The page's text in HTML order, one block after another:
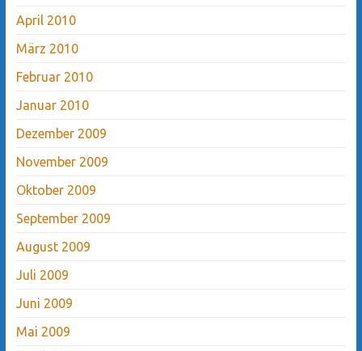
April 2010
März 2010
Februar 2010
Januar 2010
Dezember 2009
November 2009
Oktober 2009
September 2009
August 2009
Juli 2009
Juni 2009
Mai 2009